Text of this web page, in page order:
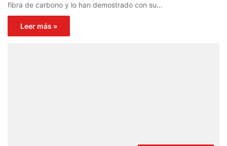
fibra de carbono y lo han demostrado con su…
Leer más »